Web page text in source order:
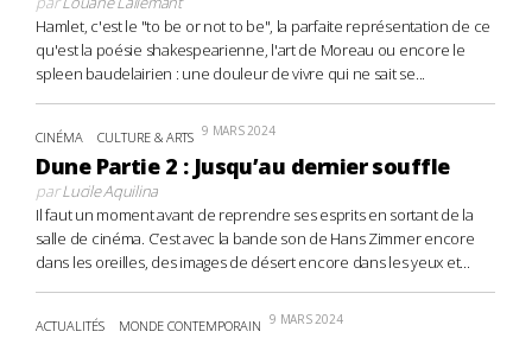
Hamlet, c'est le "to be or not to be", la parfaite représentation de ce
qu'est la poésie shakespearienne, l'art de Moreau ou encore le
spleen baudelairien : une douleur de vivre qui ne sait se...
CINÉMA CULTURE & ARTS 9 MARS 2024
Dune Partie 2 : Jusqu’au dernier souffle
parLucile Aquilina
Il faut un moment avant de reprendre ses esprits en sortant de la
salle de cinéma. C’est avec la bande son de Hans Zimmer encore
dans les oreilles, des images de désert encore dans les yeux et...
ACTUALITÉS MONDE CONTEMPORAIN 9 MARS 2024